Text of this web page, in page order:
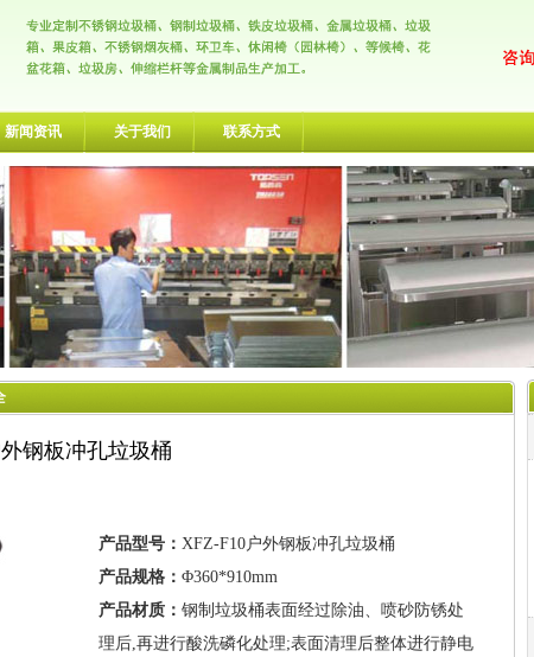
新闻资讯 关于我们 联系方式
外钢板冲孔垃圾桶
产品型号： XFZ-F10户外钢板冲孔垃圾桶
产品规格： Φ360*910mm
产品材质： 钢制垃圾桶表面经过除油、喷砂防锈处
理后,再进行酸洗磷化处理;表面清理后整体进行静电